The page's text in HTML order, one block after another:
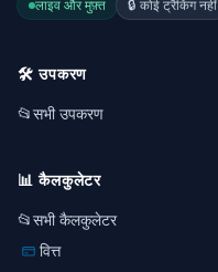
लाइव और मुफ़्त 🔒 कोई ट्रैकिंग नहीं
🛠️उपकरण
📂सभी उपकरण
📊कैलकुलेटर
📂सभी कैलकुलेटर
वित्त